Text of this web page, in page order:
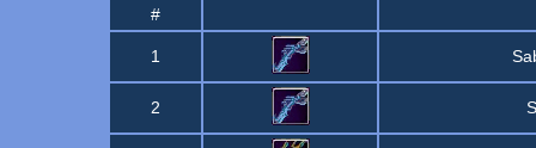
#
1
2